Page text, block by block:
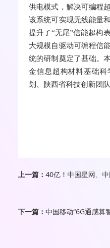
供电模式，解决可编程
该系统可实现无线能量
提升了“无尾”信能超构
大规模自驱动可编程信
统的研制奠定了基础。
金信息超构材料基础
划、陕西省科技创新团
上一篇： 40亿！中国星网、
下一篇： 中国移动“6G通感算